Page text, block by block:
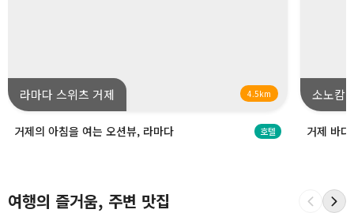
라마다 스위츠 거제 4.5km
거제의 아침을 여는 오션뷰, 라마다 호텔
소노캄
거제 바
여행의 즐거움, 주변 맛집